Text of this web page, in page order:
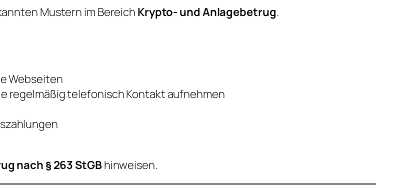
Mustern im Bereich Krypto- und Anlagebetrug.
Webseiten
regelmäßig telefonisch Kontakt aufnehmen
nach § 263 StGBhinweisen.